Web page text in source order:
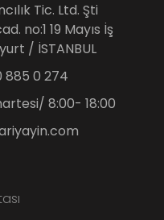
Tic. Ltd. Şti
no:1 19 Mayıs İş
/ İSTANBUL
885 0 274
8:00- 18:00